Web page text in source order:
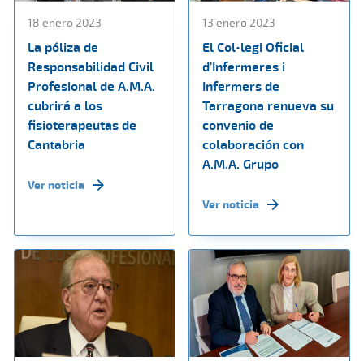
18 enero 2023
La póliza de
Responsabilidad Civil
Profesional de A.M.A.
cubrirá a los
fisioterapeutas de
Cantabria
Ver noticia
13 enero 2023
El Col•legi Oficial
d'Infermeres i
Infermers de
Tarragona renueva su
convenio de
colaboración con
A.M.A. Grupo
Ver noticia